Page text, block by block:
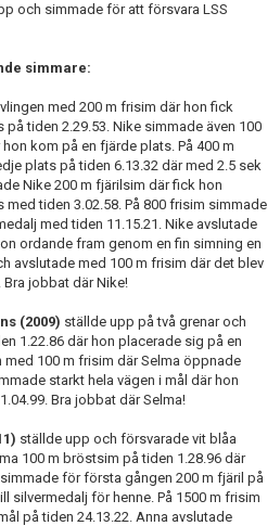
och simmade för att försvara LSS
simmare:
med 200 m frisim där hon fick
tiden 2.29.53. Nike simmade även 100
kom på en fjärde plats. På 400 m
plats på tiden 6.13.32 där med 2.5 sek
Nike 200 m fjärilsim där fick hon
tiden 3.02.58. På 800 frisim simmade
med tiden 11.15.21. Nike avslutade
ordande fram genom en fin simning en
avslutade med 100 m frisim där det blev
Bra jobbat där Nike!
(2009) ställde upp på två grenar och
1.22.86 där hon placerade sig på en
100 m frisim där Selma öppnade
starkt hela vägen i mål där hon
Bra jobbat där Selma!
ställde upp och försvarade vit blåa
100 m bröstsim på tiden 1.28.96 där
för första gången 200 m fjäril på
silvermedalj för henne. På 1500 m frisim
på tiden 24.13.22. Anna avslutade